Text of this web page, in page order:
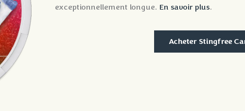
exceptionnellement longue. En savoir plus.
Acheter Stingfree